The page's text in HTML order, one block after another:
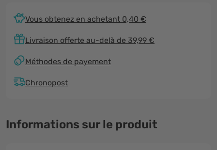
Vous obtenez en achetant 0,40 €
Livraison offerte au-delà de 39,99 €
Méthodes de payement
Chronopost
Informations sur le produit